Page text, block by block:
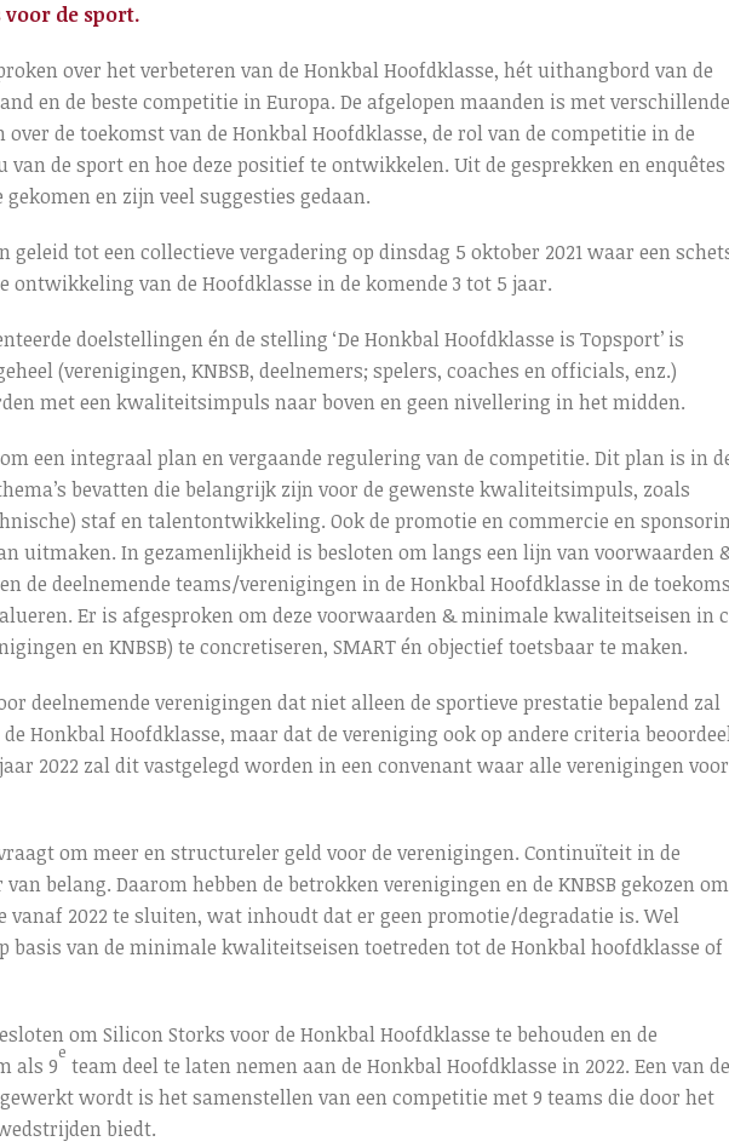
de sport.
over het verbeteren van de Honkbal Hoofdklasse, hét uithangbord van de
en de beste competitie in Europa. De afgelopen maanden is met verschillende
de toekomst van de Honkbal Hoofdklasse, de rol van de competitie in de
van de sport en hoe deze positief te ontwikkelen. Uit de gesprekken en
en zijn veel suggesties gedaan.
geleid tot een collectieve vergadering op dinsdag 5 oktober 2021 waar een
ontwikkeling van de Hoofdklasse in de komende 3 tot 5 jaar.
doelstellingen én de stelling ‘De Honkbal Hoofdklasse is Topsport’ is
(verenigingen, KNBSB, deelnemers; spelers, coaches en officials, enz.)
met een kwaliteitsimpuls naar boven en geen nivellering in het midden.
een integraal plan en vergaande regulering van de competitie. Dit plan is in
bevatten die belangrijk zijn voor de gewenste kwaliteitsimpuls, zoals
staf en talentontwikkeling. Ook de promotie en commercie en
uitmaken. In gezamenlijkheid is besloten om langs een lijn van voorwaarden
de deelnemende teams/verenigingen in de Honkbal Hoofdklasse in de
Er is afgesproken om deze voorwaarden & minimale kwaliteitseisen in
en KNBSB) te concretiseren, SMART én objectief toetsbaar te maken.
deelnemende verenigingen dat niet alleen de sportieve prestatie bepalend zal
Honkbal Hoofdklasse, maar dat de vereniging ook op andere criteria
2022 zal dit vastgelegd worden in een convenant waar alle verenigingen voor
om meer en structureler geld voor de verenigingen. Continuïteit in de
belang. Daarom hebben de betrokken verenigingen en de KNBSB gekozen om
vanaf 2022 te sluiten, wat inhoudt dat er geen promotie/degradatie is. Wel
basis van de minimale kwaliteitseisen toetreden tot de Honkbal hoofdklasse of
om Silicon Storks voor de Honkbal Hoofdklasse te behouden en de
als 9
e
team deel te laten nemen aan de Honkbal Hoofdklasse in 2022. Een van de
wordt is het samenstellen van een competitie met 9 teams die door het
biedt.